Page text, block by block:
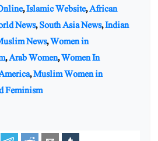
,Islamic Website,African
News,South Asia News,Indian
News,Women in
,Arab Women,Women In
,Muslim Women in
Feminism